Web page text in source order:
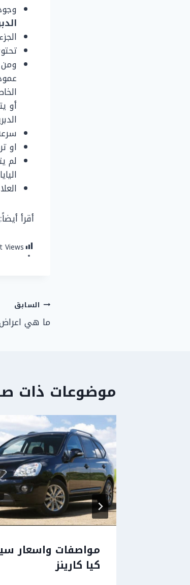
أو
او
لم
أقرأ أيضاً:
Views:
تصفّح
السابق
ما هي
موضوعات ذات
مواصفات واسعار
كيا كارينز